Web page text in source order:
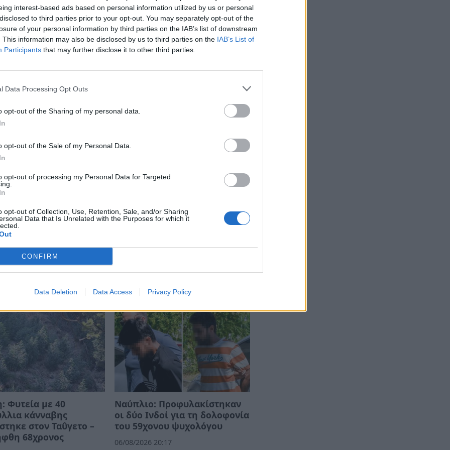
interest-based ads based on personal information utilized by us or personal
to third parties prior to your opt-out. You may separately opt-out of the
of your personal information by third parties on the IAB’s list of downstream
This information may also be disclosed by us to third parties on the IAB’s List of
Participants that may further disclose it to other third parties.
Data Processing Opt Outs
opt-out of the Sharing of my personal data.
opt-out of the Sale of my Personal Data.
opt-out of processing my Personal Data for Targeted
opt-out of Collection, Use, Retention, Sale, and/or Sharing
Data that Is Unrelated with the Purposes for which it
CONFIRM
Data Deletion Data Access Privacy Policy
-2- ναρκωτικά δισκία, τα οποία
Τμήμα Ασφάλειας Ναυπλίου.
στηνΚόρινθοΚορινθίας, από
(ΔΙ.ΑΣ.) Κορινθίας, 46χρονος
η οποία κατασχέθηκε. Προανάκριση
πρωινές ώρες, στηνΚαλαμάτα
Πρόληψης και Καταστολής του Εγκλήματος
κατείχε μικροποσότητα κάνναβης, η
να οδηγεί όχημα στερούμενος
διενεργεί το Τμήμα Δίωξης Ναρκωτικών
και μάθετε πρώτοιόλες τις ειδήσεις
ΝΑΡΚΩΤΙΚΑ ΕΛΑΣ
Φυτεία με 40
κάνναβης
στον Ταΰγετο –
68χρονος
Ναύπλιο: Προφυλακίστηκαν
οι δύο Ινδοί για τη δολοφονία
του 59χονου ψυχολόγου
06/08/2026 20:17